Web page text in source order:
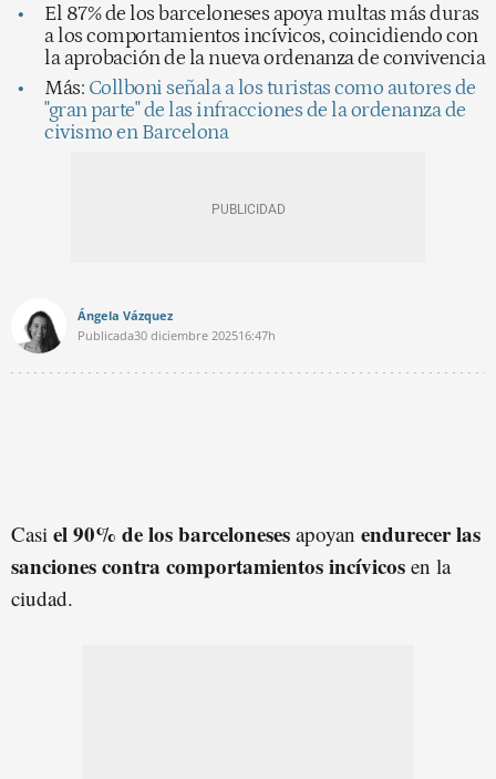
El 87% de los barceloneses apoya multas más duras
a los comportamientos incívicos, coincidiendo con
la aprobación de la nueva ordenanza de convivencia
Más: Collboni señala a los turistas como autores de
"gran parte" de las infracciones de la ordenanza de
civismo en Barcelona
Ángela Vázquez
Publicada30 diciembre 202516:47h
Casi el 90% de los barceloneses apoyan endurecer las
sanciones contra comportamientos incívicos en la
ciudad.